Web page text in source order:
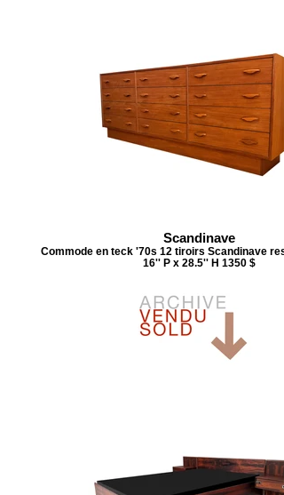
Scandinave
Commode en teck '70s 12 tiroirs Scandinave
16'' P x 28.5'' H 1350 $